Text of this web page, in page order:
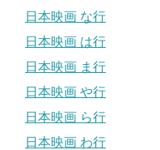
日本映画 な行
日本映画 は行
日本映画 ま行
日本映画 や行
日本映画 ら行
日本映画 わ行